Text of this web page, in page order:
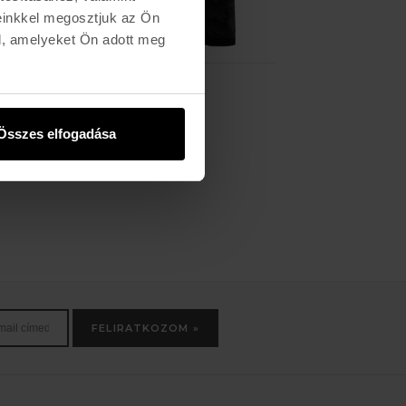
megosztjuk az Ön
amelyeket Ön adott meg
elfogadása
29.990 Ft 14.990 Ft
FELIRATKOZOM »